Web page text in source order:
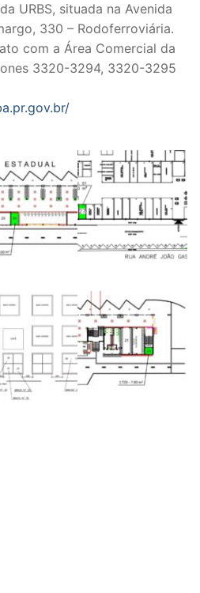
URBS, situada na Avenida
330 – Rodoferroviária.
com a Área Comercial da
3320-3294, 3320-3295